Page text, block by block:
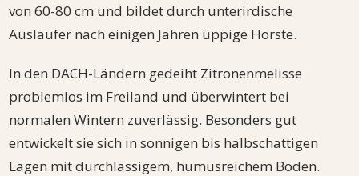
von 60-80 cm und bildet durch unterirdische
Ausläufer nach einigen Jahren üppige Horste.
In den DACH-Ländern gedeiht Zitronenmelisse
problemlos im Freiland und überwintert bei
normalen Wintern zuverlässig. Besonders gut
entwickelt sie sich in sonnigen bis halbschattigen
Lagen mit durchlässigem, humusreichem Boden.